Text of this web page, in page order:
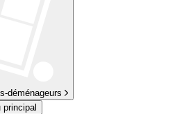
déménageurs
principal